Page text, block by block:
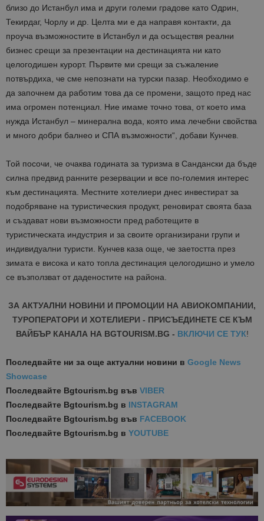
близо до Истанбул има и други големи градове като Одрин,
Текирдаг, Чорлу и др. Целта ми е да направя контакти, да
проуча възможностите в Истанбул и да осъществя реални
бизнес срещи за презентации на дестинацията ни като
целогодишен курорт. Първите ми срещи за съжаление
потвърдиха, че сме непознати на турски пазар. Необходимо е
да започнем да работим това да се промени, защото пред нас
има огромен потенциал. Ние имаме точно това, от което има
нужда Истанбул – минерална вода, която има лечебни свойства
и много добри балнео и СПА възможности“, добави Кунчев.
Той посочи, че очаква годината за туризма в Сандански да бъде
силна предвид ранните резервации и все по-големия интерес
към дестинацията. Местните хотелиери днес инвестират за
подобряване на туристическия продукт, реновират своята база
и създават нови възможности пред работещите в
туристическата индустрия и за своите организирани групи и
индивидуални туристи. Кунчев каза още, че заетостта през
зимата е висока и като топла дестинация целогодишно и умело
се възползват от даденостите на района.
ЗА АКТУАЛНИ НОВИНИ И ПРОМОЦИИ НА АВИОКОМПАНИИ,
ТУРОПЕРАТОРИ И ХОТЕЛИЕРИ - ПРИСЪЕДИНЕТЕ СЕ КЪМ
ВАЙБЪР КАНАЛА НА BGTOURISM.BG - ВКЛЮЧИ СЕ ТУК!
Последвайте ни за още актуални новини в Google News
Showcase
Последвайте Bgtourism.bg във VIBER
Последвайте Bgtourism.bg в INSTAGRAM
Последвайте Bgtourism.bg във FACEBOOK
Последвайте Bgtourism.bg в YOUTUBE